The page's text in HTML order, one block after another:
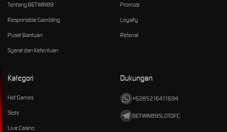
Tentang BETWIN89
Responsible Gambling
Pusat Bantuan
Syarat dan Ketentuan
Promosi
Loyalty
Referral
Kategori
Hot Games
Slots
Live Casino
Dukungan
+6285216411694
BETWIN89SLOTOFC